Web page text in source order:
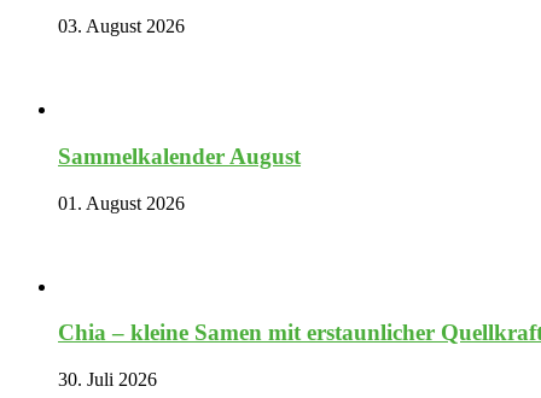
03. August 2026
Sammelkalender August
01. August 2026
Chia – kleine Samen mit erstaunlicher
30. Juli 2026